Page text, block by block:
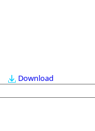
Download